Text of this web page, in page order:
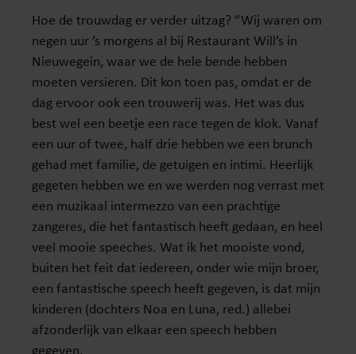
Hoe de trouwdag er verder uitzag? ”Wij waren om
negen uur ’s morgens al bij Restaurant Will’s in
Nieuwegein, waar we de hele bende hebben
moeten versieren. Dit kon toen pas, omdat er de
dag ervoor ook een trouwerij was. Het was dus
best wel een beetje een race tegen de klok. Vanaf
een uur of twee, half drie hebben we een brunch
gehad met familie, de getuigen en intimi. Heerlijk
gegeten hebben we en we werden nog verrast met
een muzikaal intermezzo van een prachtige
zangeres, die het fantastisch heeft gedaan, en heel
veel mooie speeches. Wat ik het mooiste vond,
buiten het feit dat iedereen, onder wie mijn broer,
een fantastische speech heeft gegeven, is dat mijn
kinderen (dochters Noa en Luna, red.) allebei
afzonderlijk van elkaar een speech hebben
gegeven.